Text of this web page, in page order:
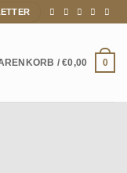
/€0,00 0